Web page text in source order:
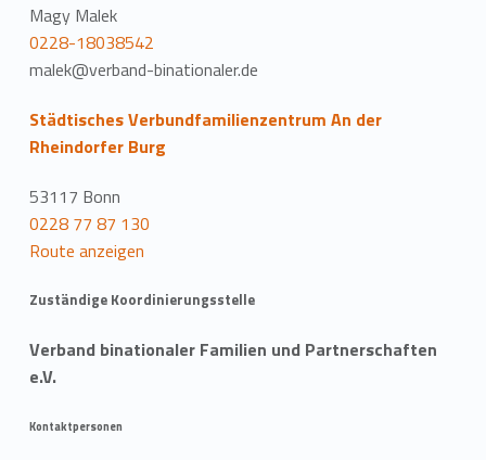
Magy Malek
0228-18038542
malek@verband-binationaler.de
Städtisches Verbundfamilienzentrum An der
Rheindorfer Burg
53117 Bonn
0228 77 87 130
Route anzeigen
Zuständige Koordinierungsstelle
Verband binationaler Familien und Partnerschaften
e.V.
Kontaktpersonen